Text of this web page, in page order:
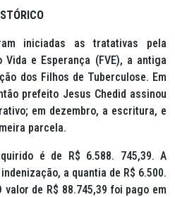
iniciadas as tratativas pela
e Esperança (FVE), a antiga
dos Filhos de Tuberculose. Em
prefeito Jesus Chedid assinou
em dezembro, a escritura, e
parcela.
é de R$ 6.588. 745,39. A
a quantia de R$ 6.500.
de R$ 88.745,39 foi pago em